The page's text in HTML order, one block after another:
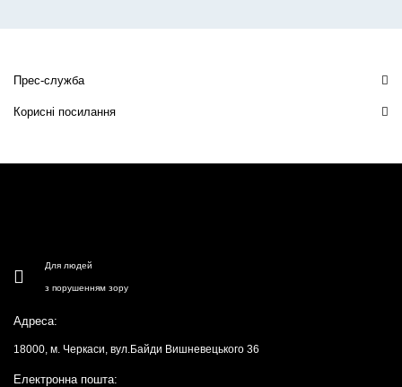
Прес-служба
Корисні посилання
Для людей
з порушенням зору
Адреса:
18000, м. Черкаси, вул.Байди Вишневецького 36
Електронна пошта: